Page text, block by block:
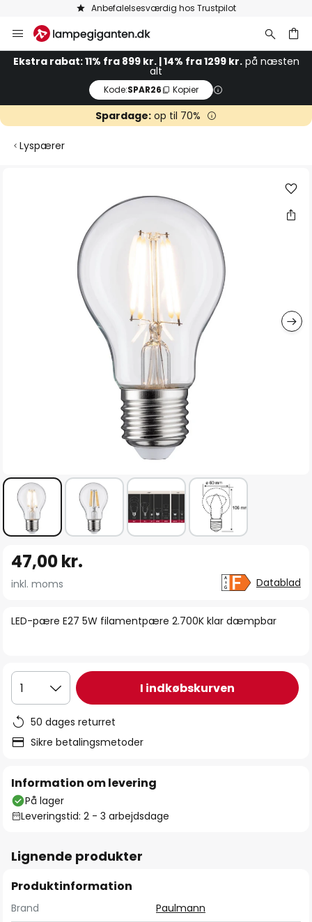
Anbefalelsesværdig hos Trustpilot
to
Content
Ekstra rabat: 11% fra 899 kr. | 14% fra 1299 kr.på næsten
alt
Kode:SPAR26 Kopier
Spardage: op til 70%
Lyspærer
starten
billedgalleriet
LED-pære E27 5W filamentpære 2.700K klar dæmpbar
47,00 kr.
inkl. moms Datablad
1 I indkøbskurven
50 dages returret
Sikre betalingsmetoder
Information om levering
På lager
Leveringstid: 2 - 3 arbejdsdage
Lignende produkter
Produktinformation
Brand
Paulmann